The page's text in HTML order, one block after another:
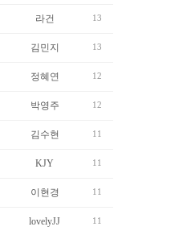
라건 13
김민지 13
정혜연 12
박영주 12
김수현 11
KJY 11
이현경 11
lovelyJJ 11